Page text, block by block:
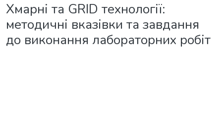
Хмарні та GRID технології:
методичні вказівки та завдання
до виконання лабораторних робіт